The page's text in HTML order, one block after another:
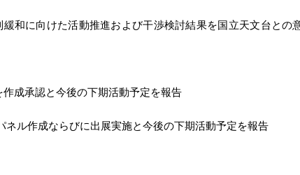
に向けた活動推進および干渉検討結果を国立天文台との
成承認と今後の下期活動予定を報告
ル作成ならびに出展実施と今後の下期活動予定を報告